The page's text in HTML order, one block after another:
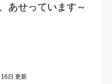
あせっています～
日 更新